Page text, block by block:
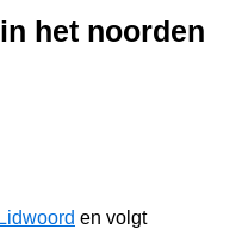
het noorden
en volgt